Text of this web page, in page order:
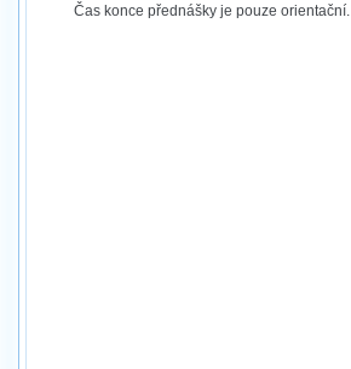
Čas konce přednášky je pouze orientační.